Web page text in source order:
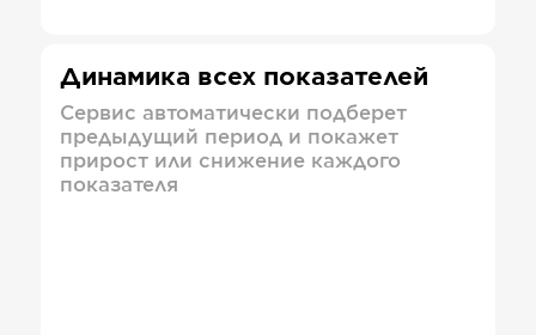
Динамика всех показателей
Сервис автоматически подберет
предыдущий период и покажет
прирост или снижение каждого
показателя